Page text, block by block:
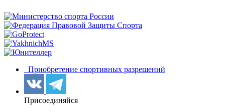
Приобретение спортивных разрешений
Присоединяйся